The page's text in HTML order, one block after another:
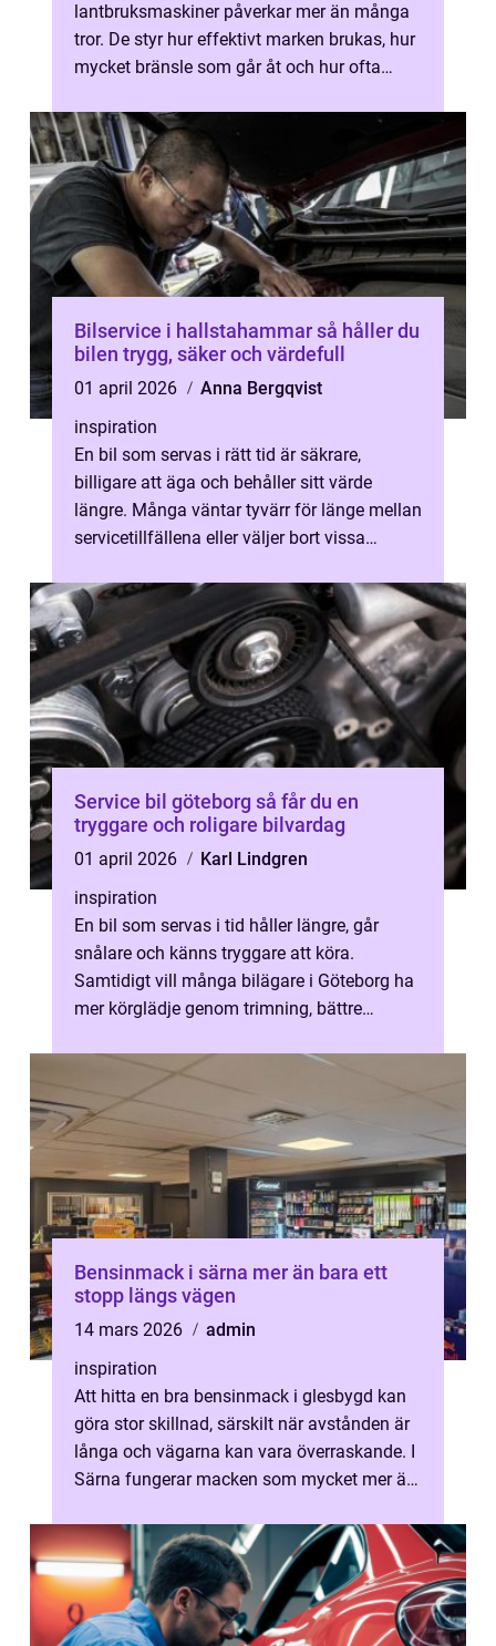
lantbruksmaskiner påverkar mer än många
tror. De styr hur effektivt marken brukas, hur
mycket bränsle som går åt och hur ofta
ett...
Bilservice i hallstahammar så håller du
bilen trygg, säker och värdefull
01 april 2026
Anna Bergqvist
inspiration
En bil som servas i rätt tid är säkrare,
billigare att äga och behåller sitt värde
längre. Många väntar tyvärr för länge mellan
servicetillfällena eller väljer bort vissa
Service bil göteborg så får du en
tryggare och roligare bilvardag
01 april 2026
Karl Lindgren
inspiration
En bil som servas i tid håller längre, går
snålare och känns tryggare att köra.
Samtidigt vill många bilägare i Göteborg ha
mer körglädje genom trimning, bättre
Bensinmack i särna mer än bara ett
stopp längs vägen
14 mars 2026
admin
inspiration
Att hitta en bra bensinmack i glesbygd kan
göra stor skillnad, särskilt när avstånden är
långa och vägarna kan vara överraskande. I
Särna fungerar macken som mycket mer än